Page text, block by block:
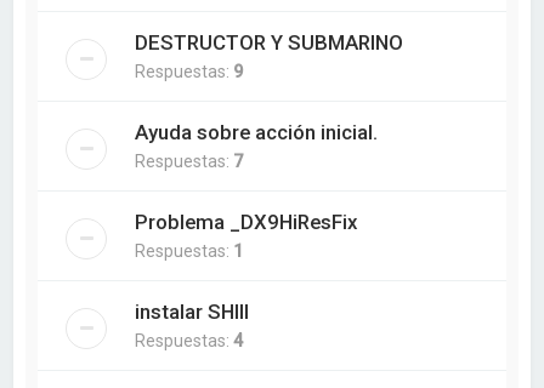
DESTRUCTOR Y SUBMARINO
Respuestas: 9
Ayuda sobre acción inicial.
Respuestas: 7
Problema _DX9HiResFix
Respuestas: 1
instalar SHIII
Respuestas:4